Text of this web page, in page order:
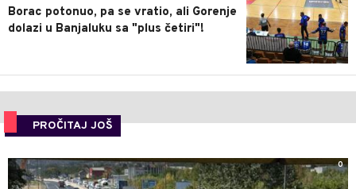
Borac potonuo, pa se vratio, ali Gorenje
dolazi u Banjaluku sa "plus četiri"!
PROČITAJ JOŠ
0